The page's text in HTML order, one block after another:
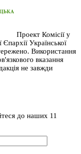
Проект Комісії у
Української
Використання
вказання
не завжди
до наших 11